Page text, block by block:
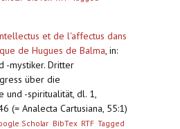
et de l'affectus dans
de Hugues de Balma, in:
-mystiker. Dritter
über die
und -spiritualität, dl. 1,
(= Analecta Cartusiana, 55:1)
Scholar BibTex RTF Tagged